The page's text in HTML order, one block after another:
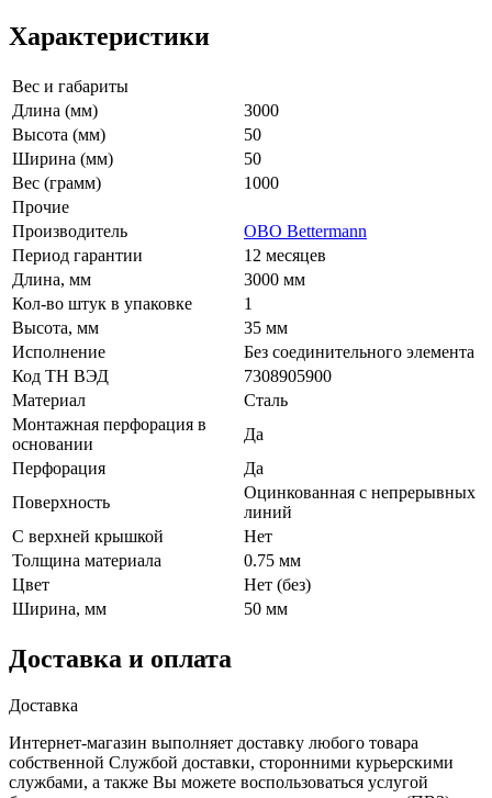
Характеристики
Вес и габариты
Длина (мм)
3000
Высота (мм)
50
Ширина (мм)
50
Вес (грамм)
1000
Прочие
Производитель
OBO Bettermann
Период гарантии
12 месяцев
Длина, мм
3000 мм
Кол-во штук в упаковке
1
Высота, мм
35 мм
Исполнение
Без соединительного элемента
Код ТН ВЭД
7308905900
Материал
Сталь
Монтажная перфорация в
основании
Да
Перфорация
Да
Поверхность
Оцинкованная с непрерывных
линий
С верхней крышкой
Нет
Толщина материала
0.75 мм
Цвет
Нет (без)
Ширина, мм
50 мм
Доставка и оплата
Доставка
Интернет-магазин выполняет доставку любого товара
собственной Службой доставки, сторонними курьерскими
службами, а также Вы можете воспользоваться услугой